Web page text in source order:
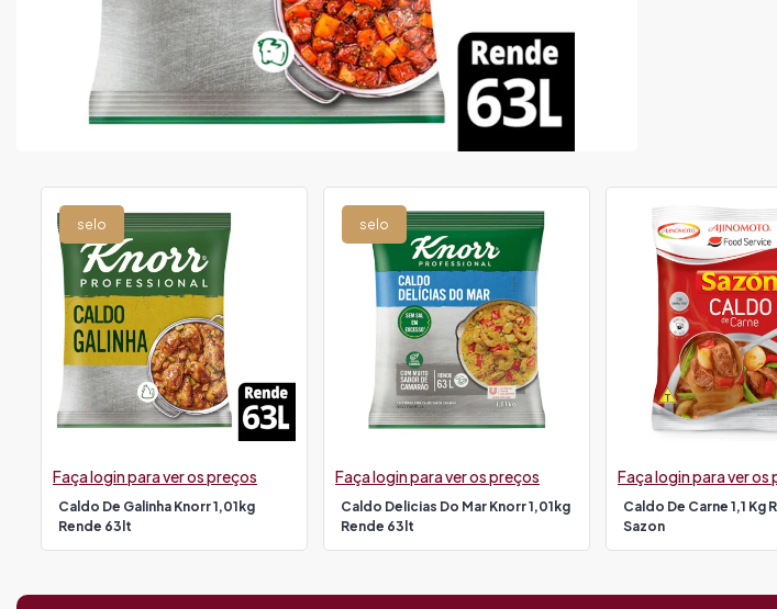
selo
Caldo De Galinha Knorr 1,01kg
Rende 63lt
Faça login para ver os preços
selo
Caldo Delicias Do Mar Knorr 1,01kg
Rende 63lt
Faça login para ver os preços
Caldo De Carne 1,1 Kg
Sazon
Faça login para ver os